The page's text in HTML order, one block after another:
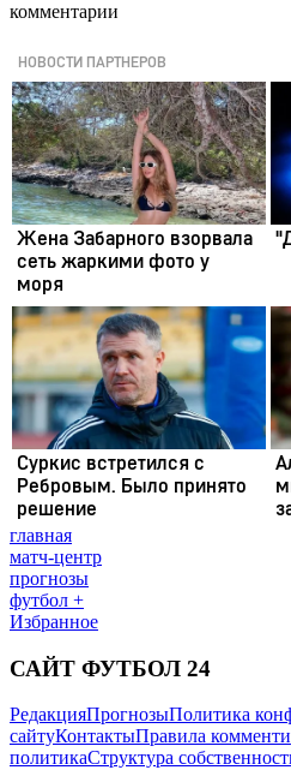
комментарии
главная
матч-центр
прогнозы
футбол +
Избранное
САЙТ ФУТБОЛ 24
РедакцияПрогнозыПолитика
сайтуКонтактыПравила
политикаСтруктура